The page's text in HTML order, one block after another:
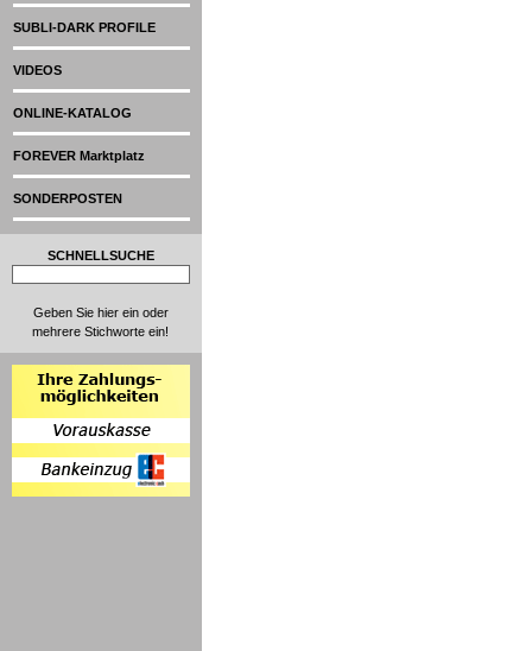
SCHNELLSUCHE
Geben Sie hier ein oder
mehrere Stichworte ein!
SUBLI-DARK PROFILE
VIDEOS
ONLINE-KATALOG
FOREVER Marktplatz
SONDERPOSTEN